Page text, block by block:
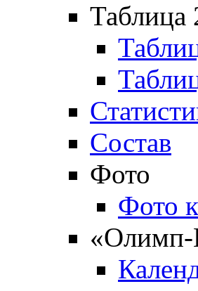
Таблица
Состав
Фото
Фото
«Олимп-